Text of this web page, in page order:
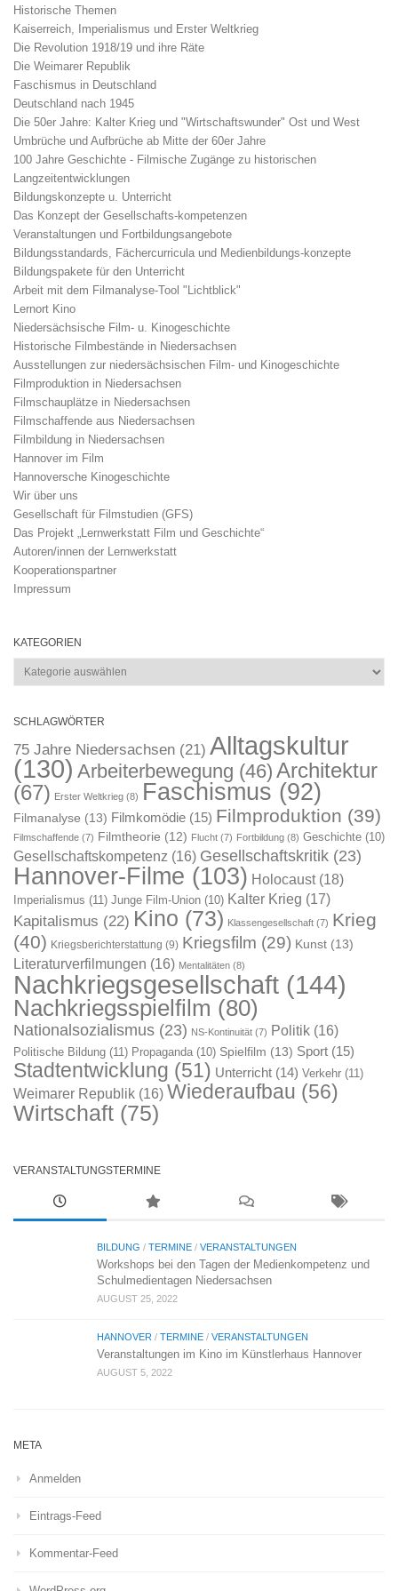
Historische Themen
Kaiserreich, Imperialismus und Erster Weltkrieg
Die Revolution 1918/19 und ihre Räte
Die Weimarer Republik
Faschismus in Deutschland
Deutschland nach 1945
Die 50er Jahre: Kalter Krieg und "Wirtschaftswunder" Ost und West
Umbrüche und Aufbrüche ab Mitte der 60er Jahre
100 Jahre Geschichte - Filmische Zugänge zu historischen
Langzeitentwicklungen
Bildungskonzepte u. Unterricht
Das Konzept der Gesellschafts-kompetenzen
Veranstaltungen und Fortbildungsangebote
Bildungsstandards, Fächercurricula und Medienbildungs-konzepte
Bildungspakete für den Unterricht
Arbeit mit dem Filmanalyse-Tool "Lichtblick"
Lernort Kino
Niedersächsische Film- u. Kinogeschichte
Historische Filmbestände in Niedersachsen
Ausstellungen zur niedersächsischen Film- und Kinogeschichte
Filmproduktion in Niedersachsen
Filmschauplätze in Niedersachsen
Filmschaffende aus Niedersachsen
Filmbildung in Niedersachsen
Hannover im Film
Hannoversche Kinogeschichte
Wir über uns
Gesellschaft für Filmstudien (GFS)
Das Projekt „Lernwerkstatt Film und Geschichte“
Autoren/innen der Lernwerkstatt
Kooperationspartner
Impressum
KATEGORIEN
Kategorien
SCHLAGWÖRTER
75 Jahre Niedersachsen (21) Alltagskultur
(130) Arbeiterbewegung (46) Architektur
(67) Erster Weltkrieg (8) Faschismus (92)
Filmanalyse (13) Filmkomödie (15) Filmproduktion (39)
Filmschaffende (7) Filmtheorie (12) Flucht (7) Fortbildung (8) Geschichte (10)
Gesellschaftskompetenz (16) Gesellschaftskritik (23)
Hannover-Filme (103) Holocaust(18)
Imperialismus (11) Junge Film-Union (10) Kalter Krieg (17)
Kapitalismus (22) Kino (73) Klassengesellschaft (7) Krieg
(40) Kriegsberichterstattung (9) Kriegsfilm (29) Kunst (13)
Literaturverfilmungen (16) Mentalitäten (8)
Nachkriegsgesellschaft (144)
Nachkriegsspielfilm (80)
Nationalsozialismus (23) NS-Kontinuität (7) Politik (16)
Politische Bildung (11) Propaganda (10) Spielfilm (13) Sport (15)
Stadtentwicklung (51) Unterricht (14) Verkehr (11)
Weimarer Republik (16) Wiederaufbau (56)
Wirtschaft (75)
VERANSTALTUNGSTERMINE
BILDUNG / TERMINE / VERANSTALTUNGEN
Workshops bei den Tagen der Medienkompetenz und
Schulmedientagen Niedersachsen
AUGUST 25, 2022
HANNOVER / TERMINE / VERANSTALTUNGEN
Veranstaltungen im Kino im Künstlerhaus Hannover
AUGUST 5, 2022
META
Anmelden
Eintrags-Feed
Kommentar-Feed